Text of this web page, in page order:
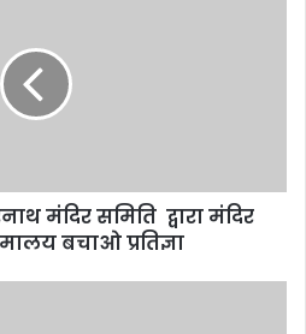
मंदिर समिति द्वारा मंदिर
बचाओ प्रतिज्ञा